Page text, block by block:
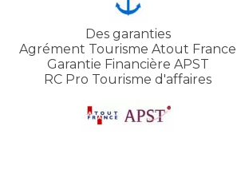
Des garanties
Agrément Tourisme Atout France
Garantie Financière APST
RC Pro Tourisme d'affaires